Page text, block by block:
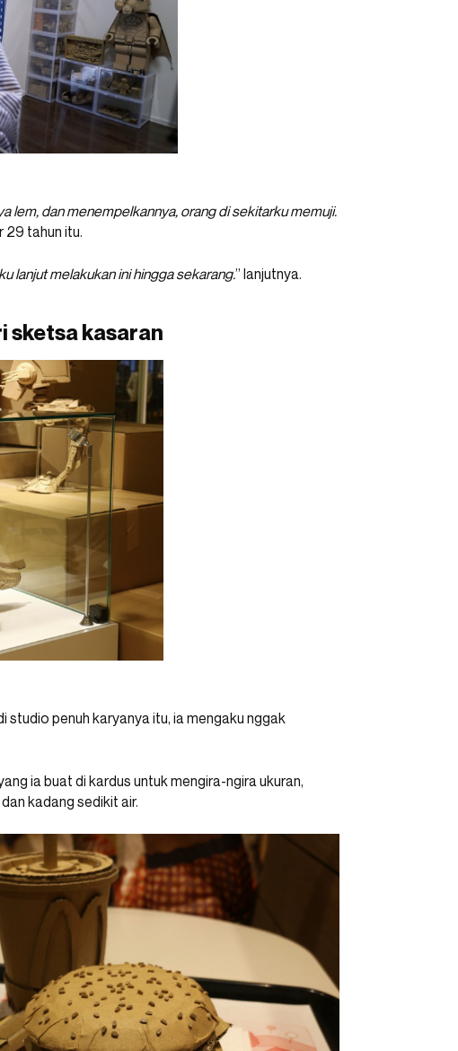
lem, dan menempelkannya, orang di sekitarku memuji.
29 tahun itu.
lanjut melakukan ini hingga sekarang.” lanjutnya.
sketsa kasaran
penuh karyanya itu, ia mengaku nggak
ia buat di kardus untuk mengira-ngira ukuran,
kadang sedikit air.